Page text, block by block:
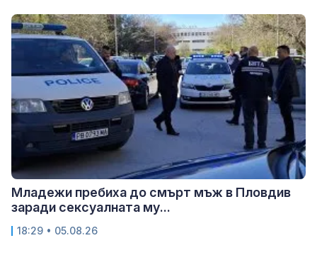
Младежи пребиха до смърт мъж в Пловдив
заради сексуалната му...
18:29 • 05.08.26